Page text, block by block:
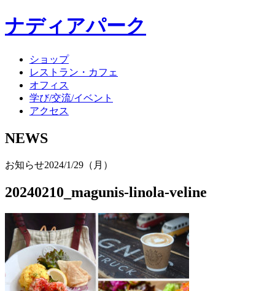
ナディアパーク
ショップ
レストラン・カフェ
オフィス
学び/交流/イベント
アクセス
NEWS
お知らせ2024/1/29（月）
20240210_magunis-linola-veline